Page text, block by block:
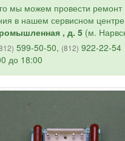
мы можем провести ремонт
в нашем сервисном
, д. 5 (м.
599-50-50, (812) 922-22-54
до 18:00